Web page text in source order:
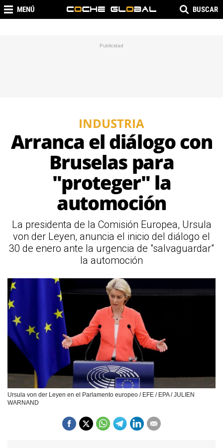
MENÚ BUSCAR
INDUSTRIA
Arranca el diálogo con
Bruselas para
"proteger" la
automoción
La presidenta de la Comisión Europea, Ursula
von der Leyen, anuncia el inicio del diálogo el
30 de enero ante la urgencia de "salvaguardar"
la automoción
Ursula von der Leyen en el Parlamento europeo / EFE / EPA / JULIEN
WARNAND